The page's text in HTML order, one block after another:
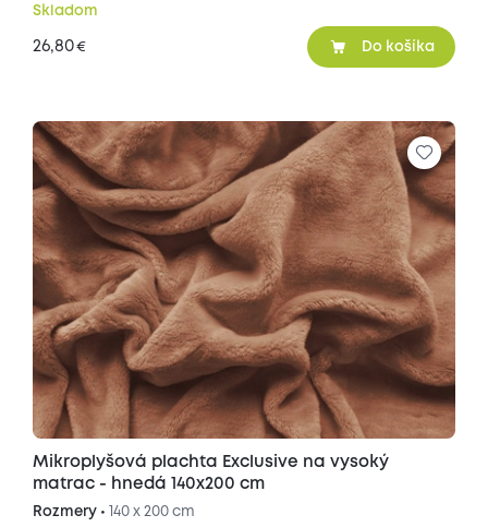
Skladom
26,80€ Do košíka
Mikroplyšová plachta Exclusive na vysoký
matrac - hnedá 140x200 cm
Rozmery • 140 x 200 cm